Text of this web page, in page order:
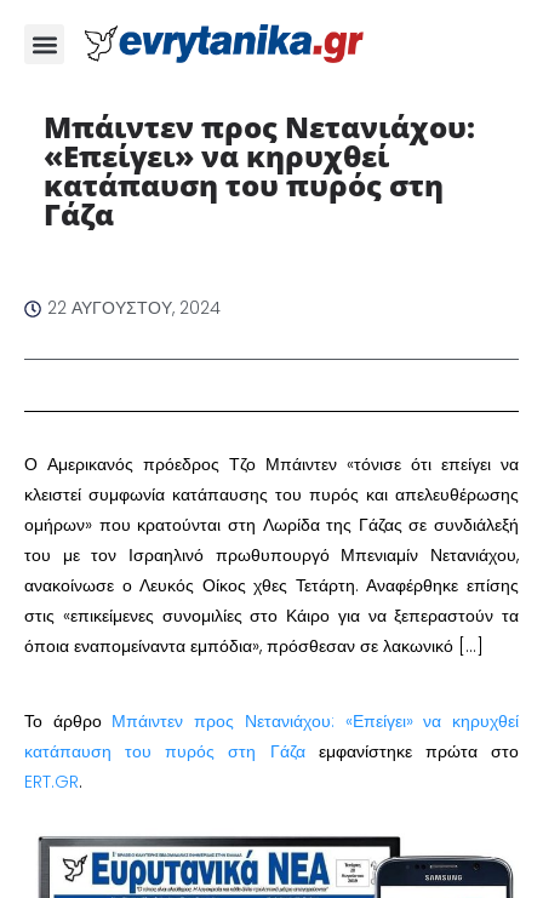
Μπάιντεν προς Νετανιάχου:
«Επείγει» να κηρυχθεί
κατάπαυση του πυρός στη
Γάζα
22 ΑΥΓΟΎΣΤΟΥ, 2024
Ο Αμερικανός πρόεδρος Τζο Μπάιντεν «τόνισε ότι επείγει να
κλειστεί συμφωνία κατάπαυσης του πυρός και απελευθέρωσης
ομήρων» που κρατούνται στη Λωρίδα της Γάζας σε συνδιάλεξή
του με τον Ισραηλινό πρωθυπουργό Μπενιαμίν Νετανιάχου,
ανακοίνωσε ο Λευκός Οίκος χθες Τετάρτη. Αναφέρθηκε επίσης
στις «επικείμενες συνομιλίες στο Κάιρο για να ξεπεραστούν τα
όποια εναπομείναντα εμπόδια», πρόσθεσαν σε λακωνικό […]
Το άρθρο Μπάιντεν προς Νετανιάχου: «Επείγει» να κηρυχθεί
κατάπαυση του πυρός στη Γάζαεμφανίστηκε πρώτα στο
ERT.GR.